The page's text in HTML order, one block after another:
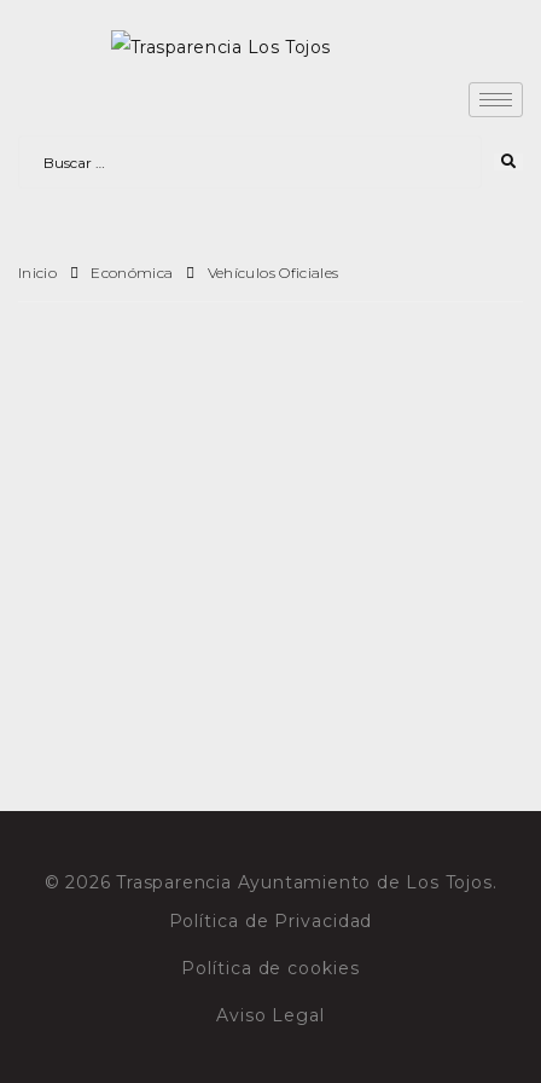
Inicio Económica Vehículos Oficiales
© 2026 Trasparencia Ayuntamiento de Los Tojos.
Política de Privacidad
Política de cookies
Aviso Legal